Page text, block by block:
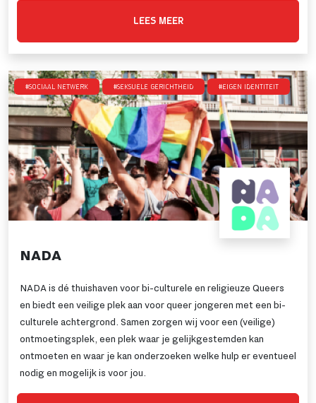
LEES MEER
#Sociaal netwerk #Seksuele gerichtheid #Eigen identiteit
NADA
NADA is dé thuishaven voor bi-culturele en religieuze Queers
en biedt een veilige plek aan voor queer jongeren met een bi-
culturele achtergrond. Samen zorgen wij voor een (veilige)
ontmoetingsplek, een plek waar je gelijkgestemden kan
ontmoeten en waar je kan onderzoeken welke hulp er eventueel
nodig en mogelijk is voor jou.